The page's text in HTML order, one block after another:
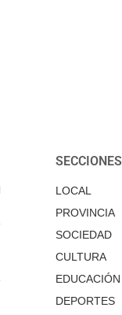
SECCIONES
LOCAL
PROVINCIA
SOCIEDAD
CULTURA
EDUCACIÓN
DEPORTES